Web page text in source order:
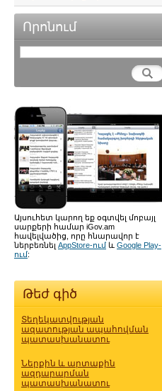
Որոնում
Այսուհետ կարող եք օգտվել մոբայլ
սարքերի համար iGov.am
հավելվածից, որը հնարավոր է
ներբեռնել AppStore-ում և Google Play-
ում:
Թեժ գիծ
Տեղեկատվության
ազատության ապահովման
պատասխանատու
Ներքին և արտաքին
ազդարարման
պատասխանատու